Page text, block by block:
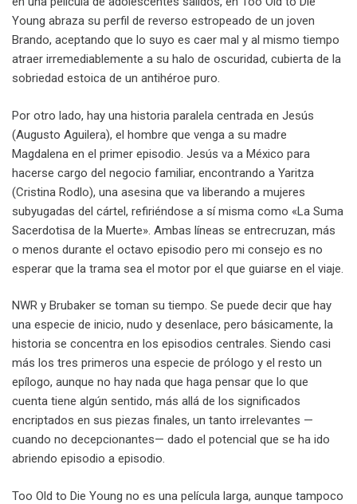
Young abraza su perfil de reverso estropeado de un joven
Brando, aceptando que lo suyo es caer mal y al mismo tiempo
atraer irremediablemente a su halo de oscuridad, cubierta de la
sobriedad estoica de un antihéroe puro.
Por otro lado, hay una historia paralela centrada en Jesús
(Augusto Aguilera), el hombre que venga a su madre
Magdalena en el primer episodio. Jesús va a México para
hacerse cargo del negocio familiar, encontrando a Yaritza
(Cristina Rodlo), una asesina que va liberando a mujeres
subyugadas del cártel, refiriéndose a sí misma como «La Suma
Sacerdotisa de la Muerte». Ambas líneas se entrecruzan, más
o menos durante el octavo episodio pero mi consejo es no
esperar que la trama sea el motor por el que guiarse en el viaje.
NWR y Brubaker se toman su tiempo. Se puede decir que hay
una especie de inicio, nudo y desenlace, pero básicamente, la
historia se concentra en los episodios centrales. Siendo casi
más los tres primeros una especie de prólogo y el resto un
epílogo, aunque no hay nada que haga pensar que lo que
cuenta tiene algún sentido, más allá de los significados
encriptados en sus piezas finales, un tanto irrelevantes —
cuando no decepcionantes— dado el potencial que se ha ido
abriendo episodio a episodio.
Too Old to Die Young no es una película larga, aunque tampoco